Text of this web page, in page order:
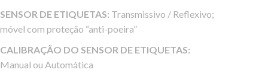
SENSOR DE ETIQUETAS: Transmissivo / Reflexivo;
móvel com proteção “anti-poeira”
CALIBRAÇÃO DO SENSOR DE ETIQUETAS:
Manual ou Automática